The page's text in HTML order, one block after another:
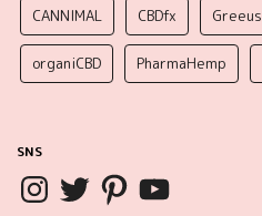
CANNIMAL CBDfx Greeus
organiCBD PharmaHemp
SNS